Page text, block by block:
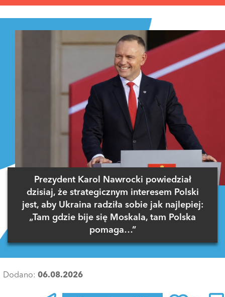
Prezydent Karol Nawrocki powiedział
dzisiaj, że strategicznym interesem Polski
jest, aby Ukraina radziła sobie jak najlepiej:
„Tam gdzie bije się Moskala, tam Polska
pomaga…”
Dodano: 06.08.2026